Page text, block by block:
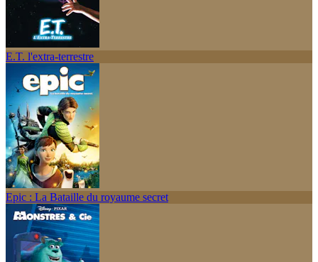
E.T. l'extra-terrestre
Epic : La Bataille du royaume secret